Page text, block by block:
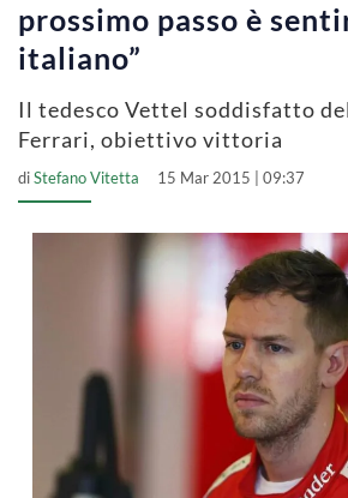
prossimo passo è
italiano”
Il tedesco Vettel soddisfatto
Ferrari, obiettivo vittoria
diStefano Vitetta 15 Mar 2015 | 09:37